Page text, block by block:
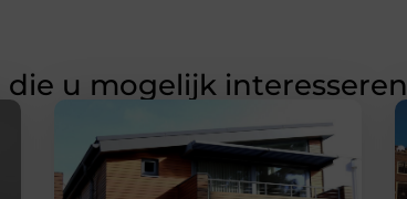
die u mogelijk interesseren